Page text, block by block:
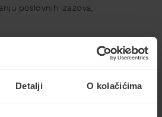
Detalji O kolačićima
poslovnih izazova,